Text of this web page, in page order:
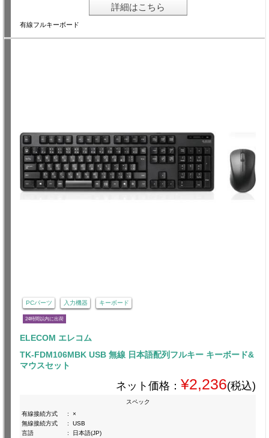
詳細はこちら
有線フルキーボード
PCパーツ 入力機器 キーボード
24時間以内に出荷
ELECOM エレコム
TK-FDM106MBK USB 無線 日本語配列フルキー キーボード&
マウスセット
ネット価格： ¥2,236(税込)
スペック
有線接続方式
:
×
無線接続方式
:
USB
言語
:
日本語(JP)